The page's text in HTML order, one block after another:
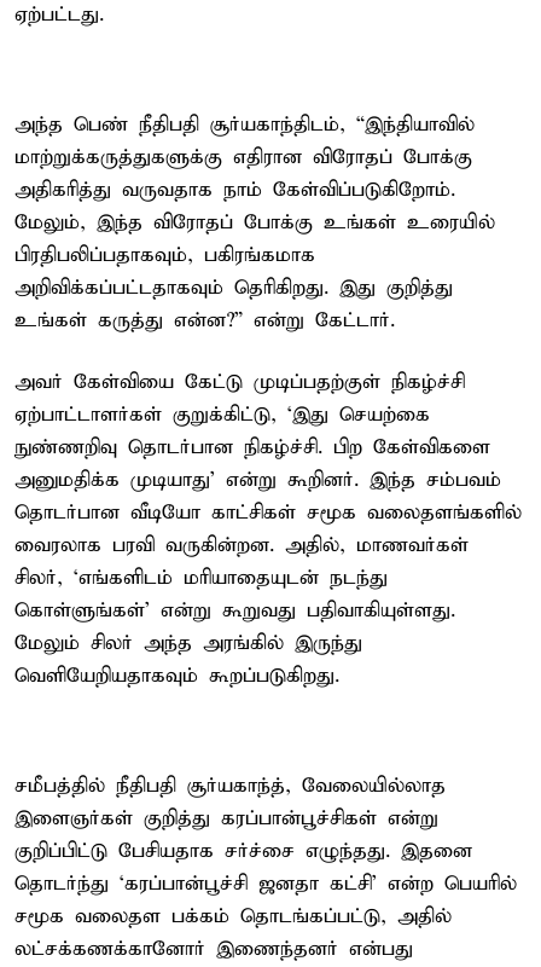
ஏற்பட்டது.
அந்த பெண் நீதிபதி சூர்யகாந்திடம், “இந்தியாவில்
மாற்றுக்கருத்துகளுக்கு எதிரான விரோதப் போக்கு
அதிகரித்து வருவதாக நாம் கேள்விப்படுகிறோம்.
மேலும், இந்த விரோதப் போக்கு உங்கள் உரையில்
பிரதிபலிப்பதாகவும், பகிரங்கமாக
அறிவிக்கப்பட்டதாகவும் தெரிகிறது. இது குறித்து
உங்கள் கருத்து என்ன?” என்று கேட்டார்.
அவர் கேள்வியை கேட்டு முடிப்பதற்குள் நிகழ்ச்சி
ஏற்பாட்டாளர்கள் குறுக்கிட்டு, ‘இது செயற்கை
நுண்ணறிவு தொடர்பான நிகழ்ச்சி. பிற கேள்விகளை
அனுமதிக்க முடியாது’ என்று கூறினர். இந்த சம்பவம்
தொடர்பான வீடியோ காட்சிகள் சமூக வலைதளங்களில்
வைரலாக பரவி வருகின்றன. அதில், மாணவர்கள்
சிலர், ‘எங்களிடம் மரியாதையுடன் நடந்து
கொள்ளுங்கள்’ என்று கூறுவது பதிவாகியுள்ளது.
மேலும் சிலர் அந்த அரங்கில் இருந்து
வெளியேறியதாகவும் கூறப்படுகிறது.
சமீபத்தில் நீதிபதி சூர்யகாந்த், வேலையில்லாத
இளைஞர்கள் குறித்து கரப்பான்பூச்சிகள் என்று
குறிப்பிட்டு பேசியதாக சர்ச்சை எழுந்தது. இதனை
தொடர்ந்து ‘கரப்பான்பூச்சி ஜனதா கட்சி’ என்ற பெயரில்
சமூக வலைதள பக்கம் தொடங்கப்பட்டு, அதில்
லட்சக்கணக்கானோர் இணைந்தனர் என்பது